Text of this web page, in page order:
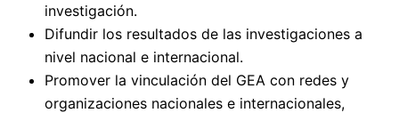
investigación.
Difundir los resultados de las investigaciones a
nivel nacional e internacional.
Promover la vinculación del GEA con redes y
organizaciones nacionales e internacionales,